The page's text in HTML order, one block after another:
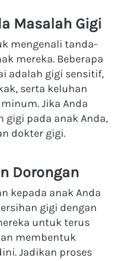
Masalah Gigi
mengenali tanda-
mereka. Beberapa
adalah gigi sensitif,
serta keluhan
Jika Anda
gigi pada anak Anda,
dokter gigi.
Dorongan
kepada anak Anda
gigi dengan
untuk terus
membentuk
Jadikan proses